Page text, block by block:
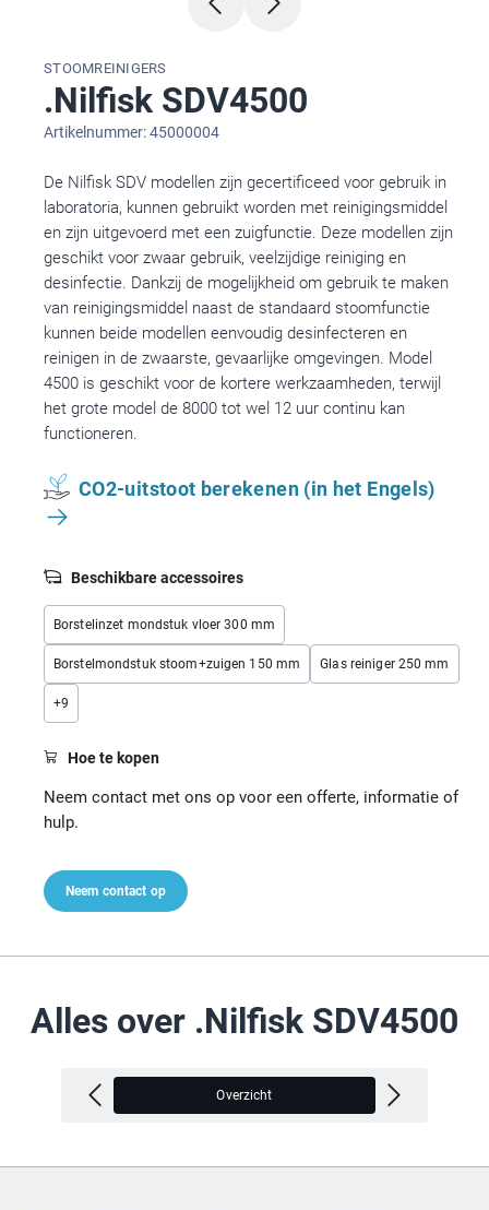
STOOMREINIGERS
.Nilfisk SDV4500
Artikelnummer: 45000004
De Nilfisk SDV modellen zijn gecertificeed voor gebruik in
laboratoria, kunnen gebruikt worden met reinigingsmiddel
en zijn uitgevoerd met een zuigfunctie. Deze modellen zijn
geschikt voor zwaar gebruik, veelzijdige reiniging en
desinfectie. Dankzij de mogelijkheid om gebruik te maken
van reinigingsmiddel naast de standaard stoomfunctie
kunnen beide modellen eenvoudig desinfecteren en
reinigen in de zwaarste, gevaarlijke omgevingen. Model
4500 is geschikt voor de kortere werkzaamheden, terwijl
het grote model de 8000 tot wel 12 uur continu kan
functioneren.
CO2-uitstoot berekenen (in het Engels)
Beschikbare accessoires
Borstelinzet mondstuk vloer 300 mm
Borstelmondstuk stoom+zuigen 150 mm Glas reiniger 250 mm
+9
Hoe te kopen
Neem contact met ons op voor een offerte, informatie of
hulp.
Neem contact op
Alles over .Nilfisk SDV4500
Overzicht